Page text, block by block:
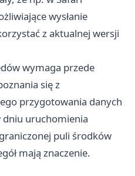
wysłanie
z aktualnej wersji
wymaga przede
się z
przygotowania danych
dniu uruchomienia
puli środków
mają znaczenie.